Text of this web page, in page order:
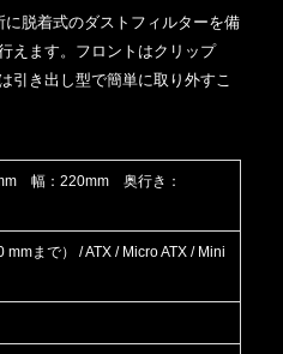
脱着式のダストフィルターを備
えます。フロントはクリップ
引き出し型で簡単に取り外すこ
幅：220mm 奥行き：
mmまで） / ATX / Micro ATX / Mini